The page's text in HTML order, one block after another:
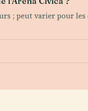
; peut varier pour